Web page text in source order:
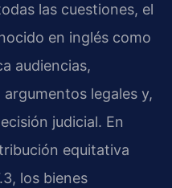
las cuestiones, el
en inglés como
audiencias,
legales y,
judicial. En
equitativa
los bienes